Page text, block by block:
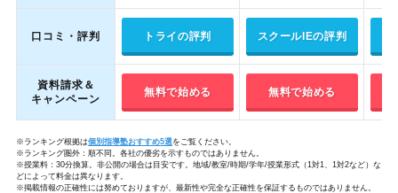
口コミ・評判 トライの評判 スクールIEの評判
資料請求＆
キャンペーン
無料で始める 無料で始める
※ランキング根拠は個別指導塾おすすめ5選をご覧ください。
※ランキング圏外：順不同。各社の優劣を示すものではありません。
※授業料：30分換算。非公開の場合は目安です。地域/教室/時期/学年/授業形式（1対1、1対2など）な
どによって料金は異なります。
※掲載情報の正確性には努めておりますが、最新性や完全な正確性を保証するものではありません。